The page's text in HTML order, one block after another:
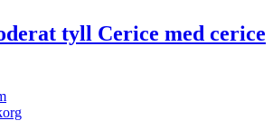
tyll Cerice med cerice